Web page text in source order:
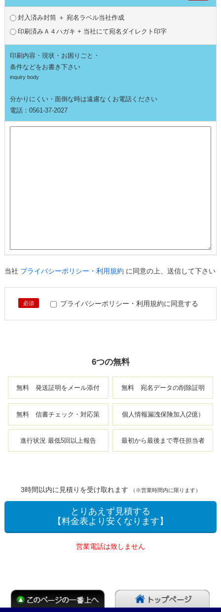
封入済み封筒 ＋ 宛名ラベル当社作成
印刷済みＡ４ハガキ + 当社にて宛名ダイレクト印字
印刷内容・現状・お困りごと・
条件などをお書き下さい
inquiry body
分かりにくい・面倒な時は遠慮なくお電話ください
電話：0561-37-2027
当社 プライバシーポリシー・利用規約 に同意の上、送信して下さい
必須 プライバシーポリシー・利用規約に同意する
6つの無料
無料 発送証明をメール添付 無料 宛名データの削除証明
無料 信書チェック・対応策 個人情報漏洩保険加入(2億）
進行状況 最低5回以上報告 最初から最後まで専任担当者
3時間以内に見積りを受け取れます （※営業時間内に限ります）
とりあえず見積する
【料金表より安くなります】
営業電話は致しません